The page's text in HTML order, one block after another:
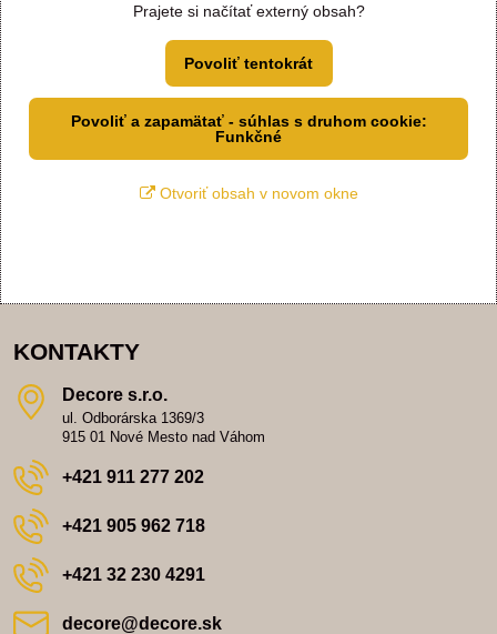
Prajete si načítať externý obsah?
Povoliť tentokrát
Povoliť a zapamätať - súhlas s druhom cookie:
Funkčné
Otvoriť obsah v novom okne
KONTAKTY
Decore s​.r​.o​.
ul. Odborárska 1369/3
915 01 Nové Mesto nad Váhom
+421 911 277 202
+421 905 962 718
+421 32 230 4291
decore​@decore​.sk